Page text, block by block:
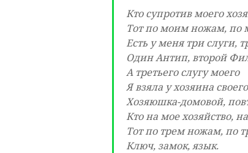
Кто супротив моего
Тот по моим ножам, по
Есть у меня три слуги,
Один Антип, второй
А третьего слугу моего
Я взяла у хозяина
Хозяюшка-домовой,
Кто на мое хозяйство,
Тот по трем ножам, по
Ключ, замок, язык.